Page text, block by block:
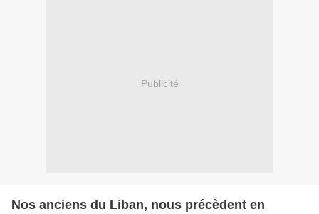
Publicité
Nos anciens du Liban, nous précèdent en